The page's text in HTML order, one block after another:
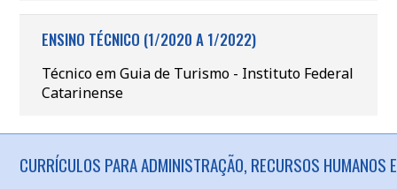
ENSINO TÉCNICO (1/2020 A 1/2022)
Técnico em Guia de Turismo - Instituto Federal
Catarinense
CURRÍCULOS PARA ADMINISTRAÇÃO, RECURSOS HUMANOS